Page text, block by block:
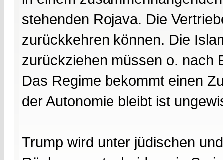
stehenden Rojava. Die
zurückkehren können. Die
zurückziehen müssen o. nach
Das Regime bekommt einen
der Autonomie bleibt ist
Trump wird unter jüdischen